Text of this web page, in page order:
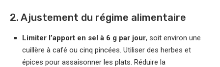
2. Ajustement du régime alimentaire
Limiter l’apport en sel à 6 g par jour, soit environ une
cuillère à café ou cinq pincées. Utiliser des herbes et
épices pour assaisonner les plats. Réduire la